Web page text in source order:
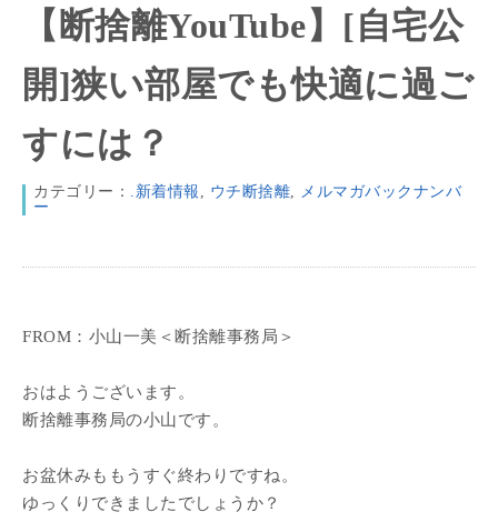
【断捨離YouTube】[自宅公
開]狭い部屋でも快適に過ご
すには？
カテゴリー： .新着情報 , ウチ断捨離, メルマガバックナンバ
ー
FROM：小山一美＜断捨離事務局＞
おはようございます。
断捨離事務局の小山です。
お盆休みももうすぐ終わりですね。
ゆっくりできましたでしょうか？